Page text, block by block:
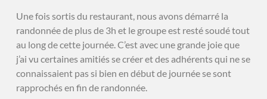
Une fois sortis du restaurant, nous avons démarré la
randonnée de plus de 3h et le groupe est resté soudé tout
au long de cette journée. C’est avec une grande joie que
j’ai vu certaines amitiés se créer et des adhérents qui ne se
connaissaient pas si bien en début de journée se sont
rapprochés en fin de randonnée.